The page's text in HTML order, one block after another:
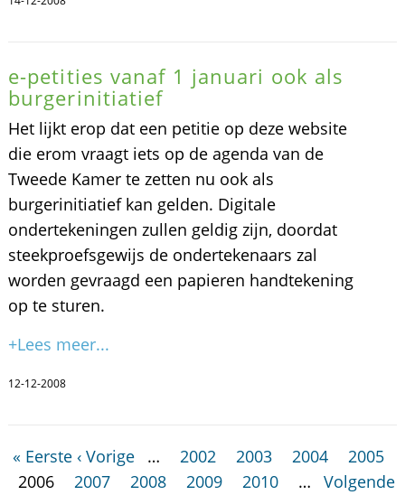
e-petities vanaf 1 januari ook als
burgerinitiatief
Het lijkt erop dat een petitie op deze website
die erom vraagt iets op de agenda van de
Tweede Kamer te zetten nu ook als
burgerinitiatief kan gelden. Digitale
ondertekeningen zullen geldig zijn, doordat
steekproefsgewijs de ondertekenaars zal
worden gevraagd een papieren handtekening
op te sturen.
+Lees meer...
12-12-2008
« Eerste ‹ Vorige … 2002 2003 2004
2005
2006
2007 2008 2009 2010 …
Volgende